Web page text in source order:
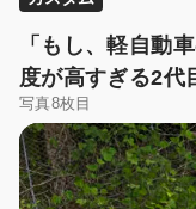
「もし、軽自動
度が高すぎる2代
写真8枚目